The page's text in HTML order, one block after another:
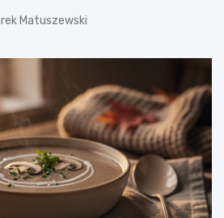
Matuszewski